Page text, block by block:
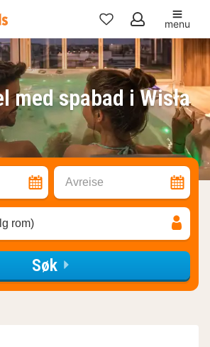
Mine
favoritter
menu
med spabad i Wisła
Avreise
rom)
Søk